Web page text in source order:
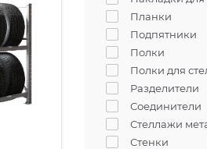
Планки
Подпятники
Полки
Полки для
Разделители
Соединители
Стеллажи
Стенки